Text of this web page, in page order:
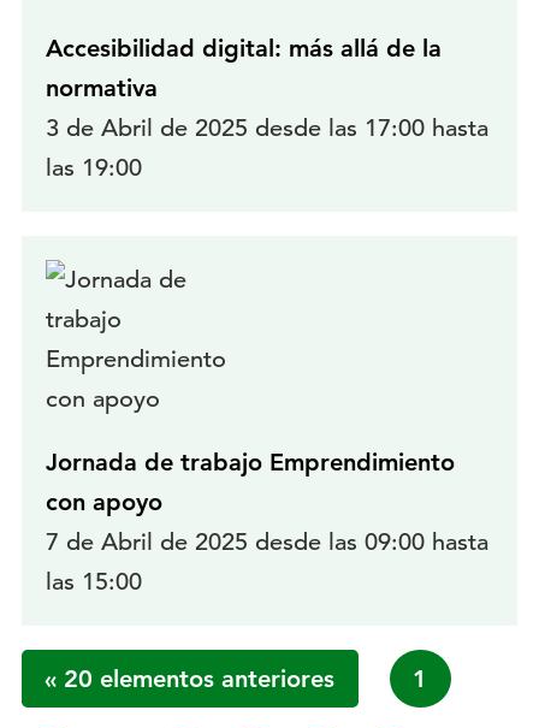
Accesibilidad digital: más allá de la
normativa
3 de Abril de 2025 desde las 17:00 hasta
las 19:00
Jornada de trabajo Emprendimiento
con apoyo
7 de Abril de 2025 desde las 09:00 hasta
las 15:00
« 20 elementos anteriores Página
1